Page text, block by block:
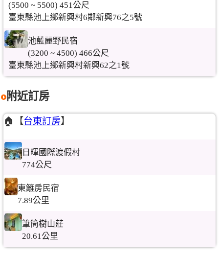
(5500 ~ 5500) 451公尺
臺東縣池上鄉新興村6鄰新興76之5號
池藍麗野民宿
(3200 ~ 4500) 466公尺
臺東縣池上鄉新興村新興62之1號
附近訂房
🏠【台東訂房】
日暉國際渡假村
774公尺
東籬房民宿
7.89公里
筆筒樹山莊
20.61公里